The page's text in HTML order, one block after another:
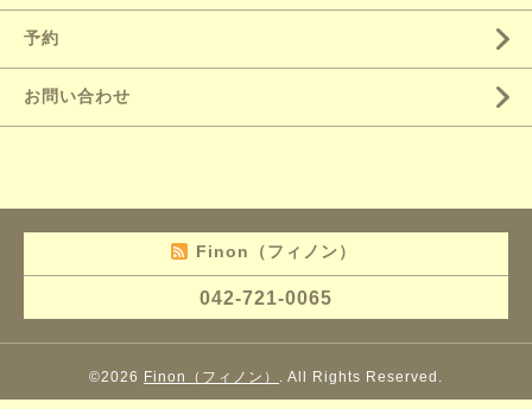
予約
お問い合わせ
Finon（フィノン）
042-721-0065
©2026 Finon（フィノン） . All Rights Reserved.